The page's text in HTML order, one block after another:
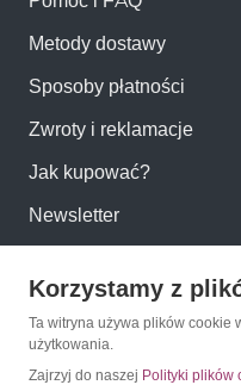
Metody dostawy
Sposoby płatności
Zwroty i reklamacje
Jak kupować?
Newsletter
Konto
Moje konto
Korzystamy z
Ta witryna używa plików cookie
użytkowania.
Zajrzyj do naszej Polityki plików